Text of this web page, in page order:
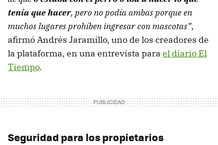
tenía que hacer, pero no podía ambas porque en
muchos lugares prohíben ingresar con mascotas”,
afirmó Andrés Jaramillo, uno de los creadores de
la plataforma, en una entrevista para el diario El
Tiempo.
Seguridad para los propietarios